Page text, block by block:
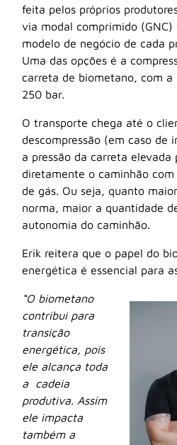
feita pelos próprios
via modal comprimido
modelo de negócio de cada
Uma das opções é a
carreta de biometano, com a
250 bar.
O transporte chega até o
descompressão (em caso de
a pressão da carreta elevada
diretamente o caminhão
de gás. Ou seja, quanto
norma, maior a quantidade
autonomia do caminhão.
Erik reitera que o papel do
energética é essencial para
“O biometano
contribui para
transição
energética, pois
ele alcança toda
a cadeia
produtiva. Assim
ele impacta
também a